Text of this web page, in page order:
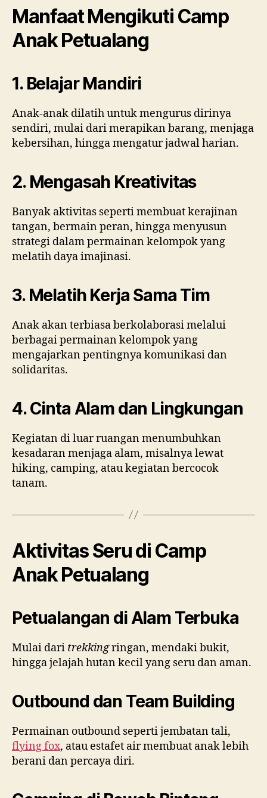
Manfaat Mengikuti Camp
Anak Petualang
1. Belajar Mandiri
Anak-anak dilatih untuk mengurus dirinya
sendiri, mulai dari merapikan barang, menjaga
kebersihan, hingga mengatur jadwal harian.
2. Mengasah Kreativitas
Banyak aktivitas seperti membuat kerajinan
tangan, bermain peran, hingga menyusun
strategi dalam permainan kelompok yang
melatih daya imajinasi.
3. Melatih Kerja Sama Tim
Anak akan terbiasa berkolaborasi melalui
berbagai permainan kelompok yang
mengajarkan pentingnya komunikasi dan
solidaritas.
4. Cinta Alam dan Lingkungan
Kegiatan di luar ruangan menumbuhkan
kesadaran menjaga alam, misalnya lewat
hiking, camping, atau kegiatan bercocok
tanam.
Aktivitas Seru di Camp
Anak Petualang
Petualangan di Alam Terbuka
Mulai dari trekkingringan, mendaki bukit,
hingga jelajah hutan kecil yang seru dan aman.
Outbound dan Team Building
Permainan outbound seperti jembatan tali,
flying fox, atau estafet air membuat anak lebih
berani dan percaya diri.